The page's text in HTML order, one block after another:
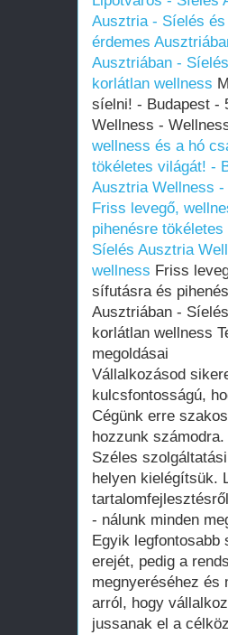
Ausztria - Síelés
érdemes
Ausztriában -
korlátlan wellness
síelni! - Budapest -
Wellness -
wellness és a hó
tökéletes világát! -
Ausztria Wellness
Friss levegő,
pihenésre
Síelés Ausztria
wellness Friss
sífutásra és
Ausztriában -
korlátlan wellness
megoldásai
Vállalkozásod
kulcsfontosságú,
Cégünk erre
hozzunk számodra.
Széles
helyen kielégítsük.
- nálunk minden
Egyik legfontosabb
erejét, pedig a
megnyeréséhez és
arról, hogy
jussanak el a